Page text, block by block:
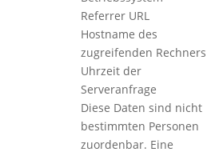
Referrer URL
Hostname des
zugreifenden Rechners
Uhrzeit der
Serveranfrage
Diese Daten sind nicht
bestimmten Personen
zuordenbar. Eine